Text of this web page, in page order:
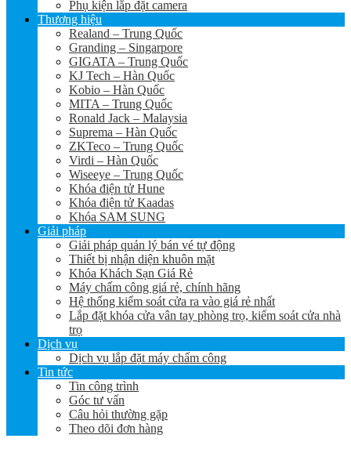
Phụ kiện lắp đặt camera
Thương hiệu
Realand – Trung Quốc
Granding – Singarpore
GIGATA – Trung Quốc
KJ Tech – Hàn Quốc
Kobio – Hàn Quốc
MITA – Trung Quốc
Ronald Jack – Malaysia
Suprema – Hàn Quốc
ZKTeco – Trung Quốc
Virdi – Hàn Quốc
Wiseeye – Trung Quốc
Khóa điện tử Hune
Khóa điện tử Kaadas
Khóa SAM SUNG
Giải pháp
Giải pháp quản lý bán vé tự động
Thiết bị nhận diện khuôn mặt
Khóa Khách Sạn Giá Rẻ
Máy chấm công giá rẻ, chính hãng
Hệ thống kiểm soát cửa ra vào giá rẻ nhất
Lắp đặt khóa cửa vân tay phòng trọ, kiểm soát cửa nhà
trọ
Dịch vụ
Dịch vụ lắp đặt máy chấm công
Tin tức
Tin công trình
Góc tư vấn
Câu hỏi thường gặp
Theo dõi đơn hàng